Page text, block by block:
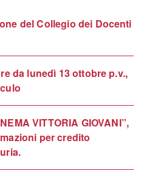
del Collegio dei Docenti
da lunedì 13 ottobre p.v.,
VITTORIA GIOVANI”,
per credito